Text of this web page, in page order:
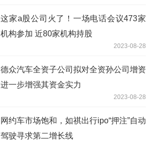
这家a股公司火了！一场电话会议473家
机构参加 近80家机构持股
2023-08-28
德众汽车全资子公司拟对全资孙公司增资
进一步增强其资金实力
2023-08-28
网约车市场饱和，如祺出行ipo“押注”自动
驾驶寻求第二增长线